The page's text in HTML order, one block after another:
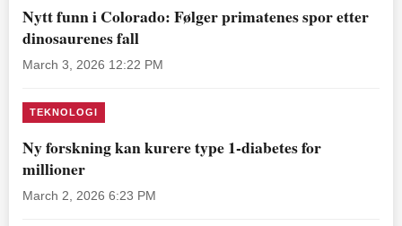
Nytt funn i Colorado: Følger primatenes spor etter
dinosaurenes fall
March 3, 2026 12:22 PM
TEKNOLOGI
Ny forskning kan kurere type 1-diabetes for
millioner
March 2, 2026 6:23 PM